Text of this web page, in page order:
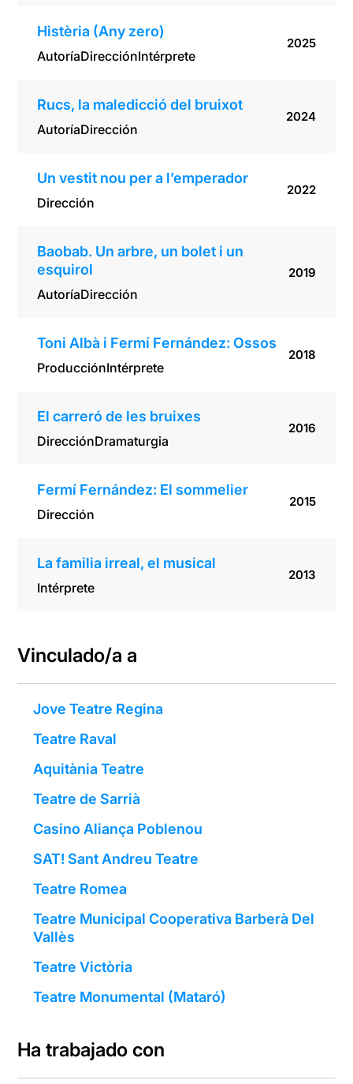
Histèria (Any zero)
AutoríaDirecciónIntérprete
2025
Rucs, la maledicció del bruixot
AutoríaDirección
2024
Un vestit nou per a l’emperador
Dirección
2022
Baobab. Un arbre, un bolet i un
esquirol
AutoríaDirección
2019
Toni Albà i Fermí Fernández: Ossos
ProducciónIntérprete
2018
El carreró de les bruixes
DirecciónDramaturgia
2016
Fermí Fernández: El sommelier
Dirección
2015
La familia irreal, el musical
Intérprete
2013
Vinculado/a a
Jove Teatre Regina
Teatre Raval
Aquitània Teatre
Teatre de Sarrià
Casino Aliança Poblenou
SAT! Sant Andreu Teatre
Teatre Romea
Teatre Municipal Cooperativa Barberà Del
Vallès
Teatre Victòria
Teatre Monumental (Mataró)
Ha trabajado con